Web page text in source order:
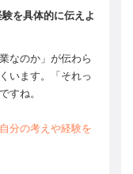
を具体的に伝えよ
なのか」が伝わら
います。「それっ
すね。
自分の考えや経験を